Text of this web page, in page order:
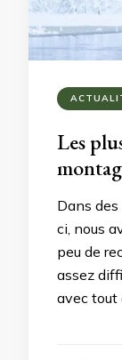
Les
Dans
ci, nous
peu de
assez
avec tout